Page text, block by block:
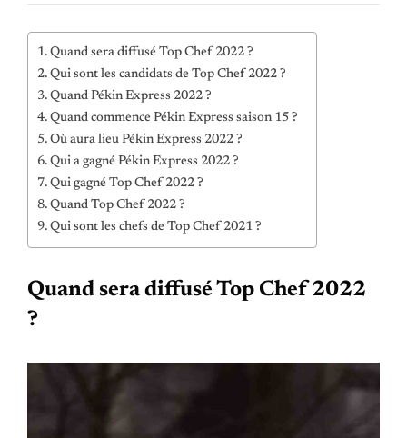
Quand sera diffusé Top Chef 2022 ?
Qui sont les candidats de Top Chef 2022 ?
Quand Pékin Express 2022 ?
Quand commence Pékin Express saison 15 ?
Où aura lieu Pékin Express 2022 ?
Qui a gagné Pékin Express 2022 ?
Qui gagné Top Chef 2022 ?
Quand Top Chef 2022 ?
Qui sont les chefs de Top Chef 2021 ?
Quand sera diffusé Top Chef 2022
?